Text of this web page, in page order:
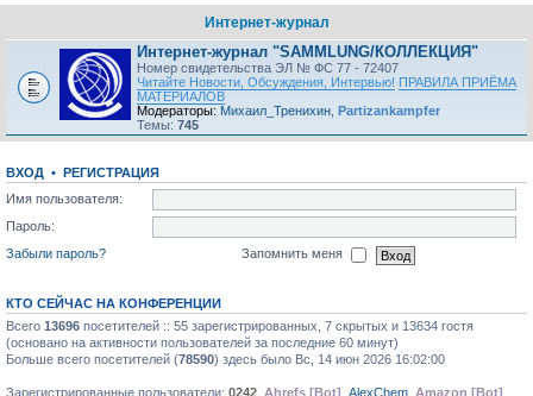
Интернет-журнал
Интернет-журнал "SAMMLUNG/КОЛЛЕКЦИЯ"
Номер свидетельства ЭЛ № ФС 77 - 72407
Читайте Новости, Обсуждения, Интервью! ПРАВИЛА ПРИЁМА
МАТЕРИАЛОВ
Модераторы: Михаил_Тренихин Partizankampfer
Темы: 745
ВХОД • РЕГИСТРАЦИЯ
Имя пользователя:
Пароль:
Забыли пароль?
Запомнить меня
КТО СЕЙЧАС НА КОНФЕРЕНЦИИ
Всего 13696 посетителей :: 55 зарегистрированных, 7 скрытых и 13634 гостя
(основано на активности пользователей за последние 60 минут)
Больше всего посетителей (78590) здесь было Вс, 14 июн 2026 16:02:00
Зарегистрированные пользователи: 0242 Ahrefs [Bot] AlехChem Amazon [Bot]